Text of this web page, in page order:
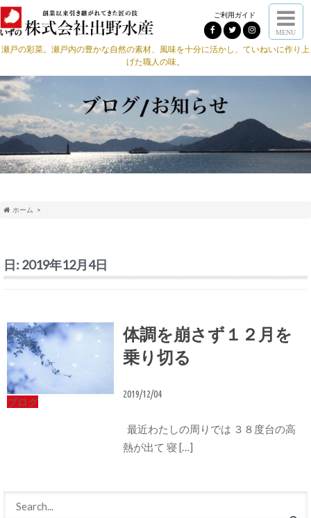
ご利用ガイド
MENU
瀬戸の彩菜。瀬戸内の豊かな自然の素材、風味を十分に活かし、ていねいに作り上
げた職人の味。
ホーム
日: 2019年12月4日
ブログ
体調を崩さず１２月を
乗り切る
2019/12/04
最近わたしの周りでは ３８度台の高
熱が出て 寝 […]